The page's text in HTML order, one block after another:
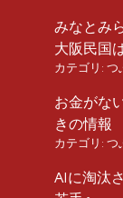
みなとみ
大阪民国
カテゴリ: つ
お金がな
きの情報
カテゴリ: つ
AIに淘汰